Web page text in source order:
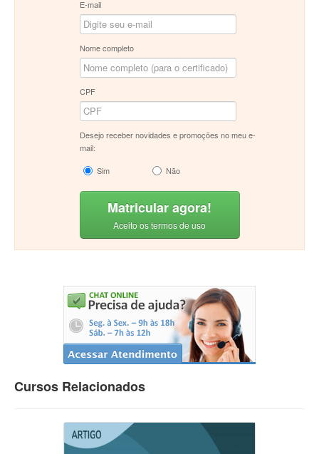
E-mail
Nome completo
CPF
Desejo receber novidades e promoções no meu e-
mail:
Sim
Não
Matricular agora!
Aceito os termos de uso
Cursos Relacionados